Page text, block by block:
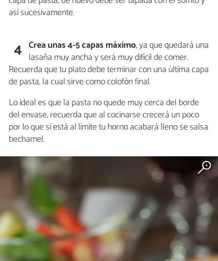
así sucesivamente.
4 Crea unas 4-5 capas máximo, ya que quedará una
lasaña muy ancha y será muy difícil de comer.
Recuerda que tu plato debe terminar con una última capa
de pasta, la cual sirve como colofón final.
Lo ideal es que la pasta no quede muy cerca del borde
del envase, recuerda que al cocinarse crecerá un poco
por lo que si está al límite tu horno acabará lleno se salsa
bechamel.